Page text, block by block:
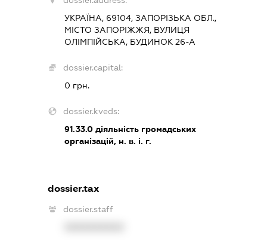
УКРАЇНА, 69104, ЗАПОРІЗЬКА ОБЛ.,
МІСТО ЗАПОРІЖЖЯ, ВУЛИЦЯ
ОЛІМПІЙСЬКА, БУДИНОК 26-А
dossier.capital:
0 грн.
dossier.kveds:
91.33.0діяльність громадських
організацій, н. в. і. г.
dossier.tax
dossier.staff